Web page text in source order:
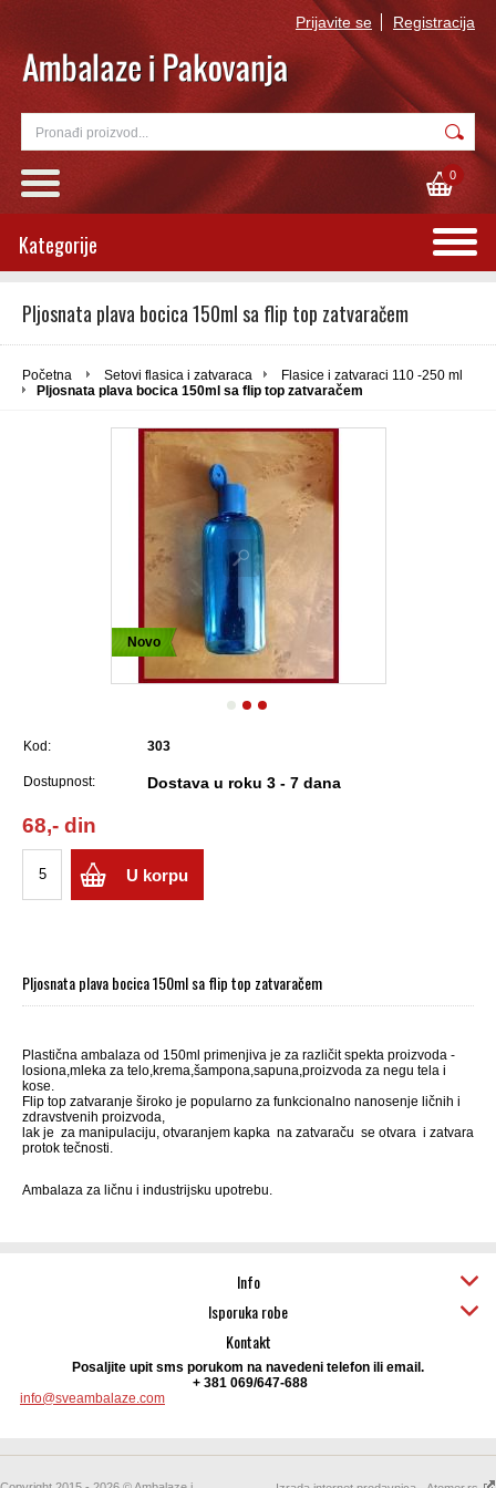
Prijavite se Registracija
0
Kategorije
Pljosnata plava bocica 150ml sa flip top zatvaračem
Početna Setovi flasica i zatvaraca
Flasice i zatvaraci 110 -250 ml
Pljosnata plava bocica 150ml sa flip top zatvaračem
Novo
Kod: 303
Dostupnost: Dostava u roku 3 - 7 dana
68,- din
U korpu
Pljosnata plava bocica 150ml sa flip top zatvaračem
Plastična ambalaza od 150ml primenjiva je za različit spekta proizvoda -
losiona,mleka za telo,krema,šampona,sapuna,proizvoda za negu tela i
kose.
Flip top zatvaranje široko je popularno za funkcionalno nanosenje ličnih i
zdravstvenih proizvoda,
lak je za manipulaciju, otvaranjem kapka na zatvaraču se otvara i zatvara
protok tečnosti.
Ambalaza za ličnu i industrijsku upotrebu.
Info
Isporuka robe
Kontakt
Posaljite upit sms porukom na navedeni telefon ili email.
+ 381 069/647-688
info@sveambalaze.com